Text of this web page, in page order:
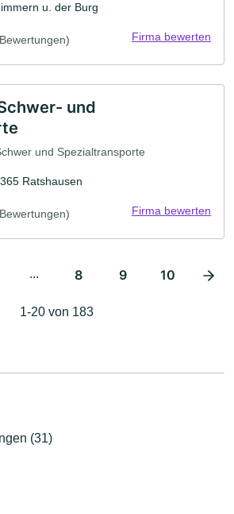
u. der Burg
Firma bewerten
und
und Spezialtransporte
Ratshausen
Firma bewerten
... 8 9 10
1-20 von 183
(31)